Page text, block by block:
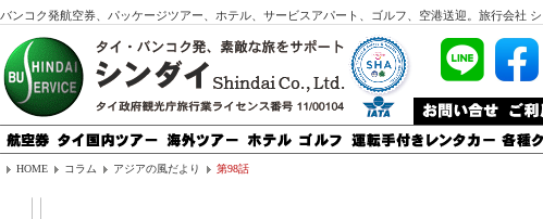
バンコク発航空券、パッケージツアー、ホテル、サービスアパート、ゴルフ、空港送迎。旅行会社
HOME コラム アジアの風だより 第98話